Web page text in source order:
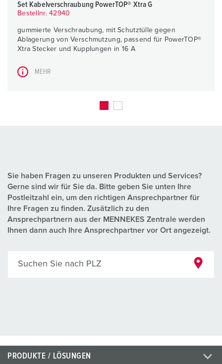
Set Kabelverschraubung PowerTOP® Xtra G
Bestellnr. 42940
gummierte Verschraubung, mit Schutztülle gegen
Ablagerung von Verschmutzung, passend für PowerTOP®
Xtra Stecker und Kupplungen in 16 A
MEHR
Sie haben Fragen zu unseren Produkten und Services?
Gerne sind wir für Sie da. Bitte geben Sie unten Ihre
Postleitzahl ein, um den richtigen Ansprechpartner für
Ihre Fragen zu finden. Zusätzlich zu den
Ansprechpartnern aus der MENNEKES Zentrale werden
Ihnen dann auch Ihre Ansprechpartner vor Ort angezeigt.
Suchen Sie nach PLZ
PRODUKTE / LÖSUNGEN